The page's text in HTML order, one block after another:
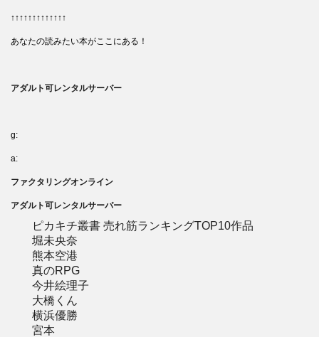
↑↑↑↑↑↑↑↑↑↑↑↑↑
あなたの読みたい本がここにある！
アダルト可レンタルサーバー
g:
a:
ファクタリングオンライン
アダルト可レンタルサーバー
ピカキチ叢書 売れ筋ランキングTOP10作品
堀未央奈
熊本空港
真のRPG
今井絵理子
大橋くん
横浜優勝
宮本